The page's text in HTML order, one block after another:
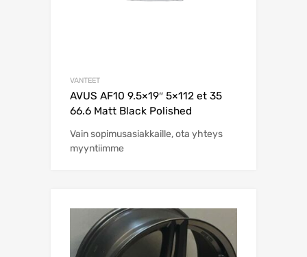
VANTEET
AVUS AF10 9.5×19″ 5×112 et 35
66.6 Matt Black Polished
Vain sopimusasiakkaille, ota yhteys
myyntiimme